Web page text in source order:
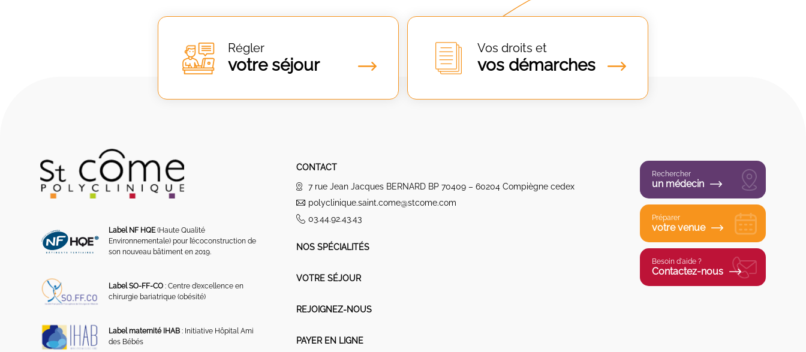
Régler
votre séjour
Vos droits et
vos démarches
Label NF HQE(Haute Qualité
Environnementale) pour l’écoconstruction de
son nouveau bâtiment en 2019.
Label SO-FF-CO : Centre d’excellence en
chirurgie bariatrique (obésité)
Label maternité IHAB : Initiative Hôpital Ami
des Bébés
CONTACT
7 rue Jean Jacques BERNARD BP 70409 – 60204 Compiègne cedex
polyclinique.saint.come@stcome.com
03.44.92.43.43
NOS SPÉCIALITÉS
VOTRE SÉJOUR
REJOIGNEZ-NOUS
PAYER EN LIGNE
Rechercher
un médecin
Préparer
votre venue
Besoin d'aide ?
Contactez-nous